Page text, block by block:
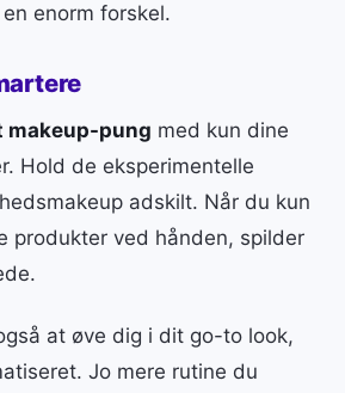
enorm forskel.
makeup-pung med kun dine
Hold de eksperimentelle
adskilt. Når du kun
produkter ved hånden, spilder
at øve dig i dit go-to look,
Jo mere rutine du